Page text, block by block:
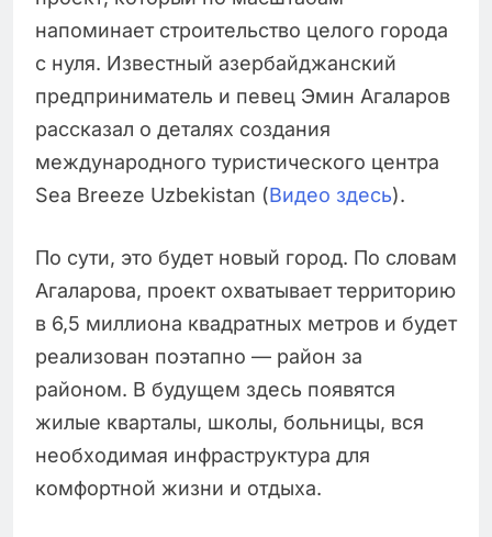
напоминает строительство целого города
с нуля. Известный азербайджанский
предприниматель и певец Эмин Агаларов
рассказал о деталях создания
международного туристического центра
Sea Breeze Uzbekistan (Видео здесь).
По сути, это будет новый город. По словам
Агаларова, проект охватывает территорию
в 6,5 миллиона квадратных метров и будет
реализован поэтапно — район за
районом. В будущем здесь появятся
жилые кварталы, школы, больницы, вся
необходимая инфраструктура для
комфортной жизни и отдыха.